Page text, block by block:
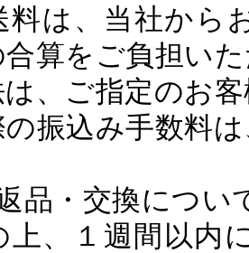
料は、当社か
算をご負担い
は、ご指定のお
の振込み手数料
品・交換につい
上、１週間以